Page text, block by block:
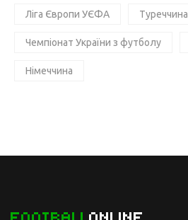
Ліга Європи УЄФА Туреччина
Чемпіонат України з футболу
Німеччина